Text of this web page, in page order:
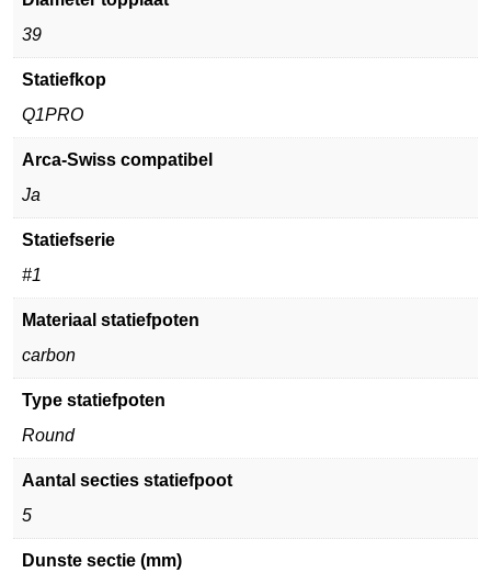
39
Statiefkop
Q1PRO
Arca-Swiss compatibel
Ja
Statiefserie
#1
Materiaal statiefpoten
carbon
Type statiefpoten
Round
Aantal secties statiefpoot
5
Dunste sectie (mm)